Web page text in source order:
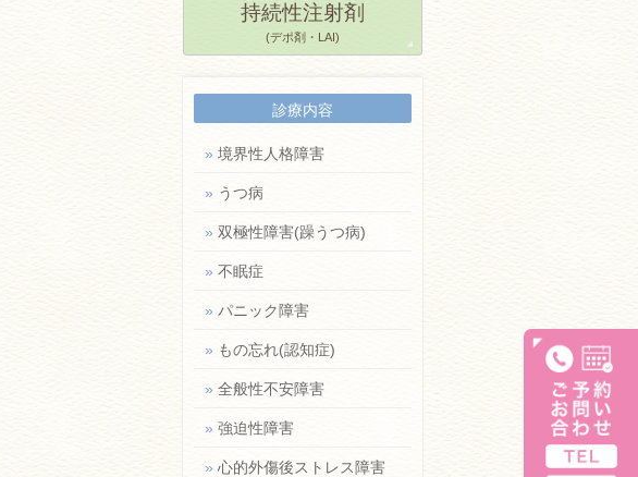
持続性注射剤
(デポ剤・LAI)
診療内容
» 境界性人格障害
» うつ病
» 双極性障害(躁うつ病)
» 不眠症
» パニック障害
» もの忘れ(認知症)
» 全般性不安障害
» 強迫性障害
» 心的外傷後ストレス障害